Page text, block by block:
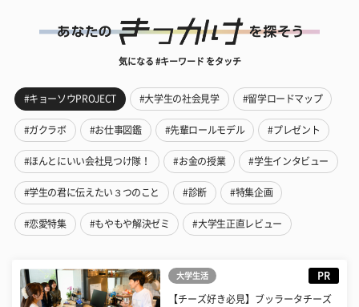
気になる #キーワード をタッチ
#キョーソウPROJECT #大学生の社会見学 #留学ロードマップ
#ガクラボ #お仕事図鑑 #先輩ロールモデル #プレゼント
#ほんとにいい会社見つけ隊！ #お金の授業 #学生インタビュー
#学生の君に伝えたい３つのこと #診断 #特集企画
#恋愛特集 #もやもや解決ゼミ #大学生正直レビュー
大学生活 PR
【チーズ好き必見】ブッラータチーズ